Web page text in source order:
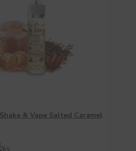
& Vape Salted Caramel
/ks